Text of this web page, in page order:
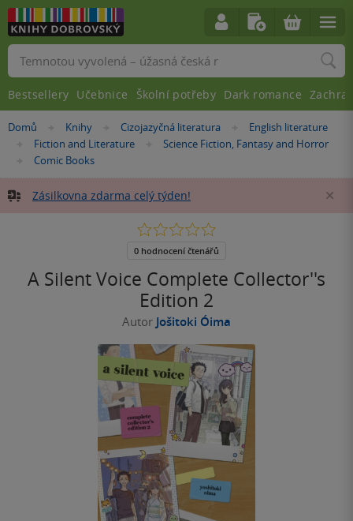
Nacházíte
Domů »Knihy »Cizojazyčná literatura »English literature
»
Fiction and Literature »
Science Fiction, Fantasy and Horror
»
Comic Books
Zásilkovna zdarma celý týden!
A Silent Voice Complete Collector''s
Edition 2
Autor Jošitoki Óima
0.0
5
0 hodnocení čtenářů
Vyhledávání
Bestsellery Učebnice Školní potřeby Dark romance